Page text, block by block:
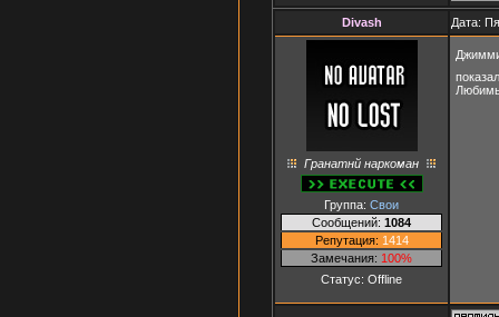
Divash Дата:
Гранатнй наркоман
Группа: Свои
Сообщений: 1084
Репутация: 1414
Замечания: 100%
Статус: Offline